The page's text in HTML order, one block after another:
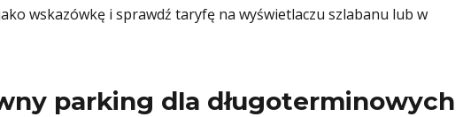
wskazówkę i sprawdź taryfę na wyświetlaczu szlabanu lub w
parking dla długoterminowych